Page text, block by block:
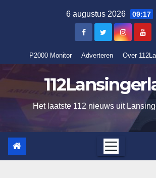
6 augustus 2026 09:17
P2000 Monitor Adverteren Over
Het laatste 112 nieuws uit